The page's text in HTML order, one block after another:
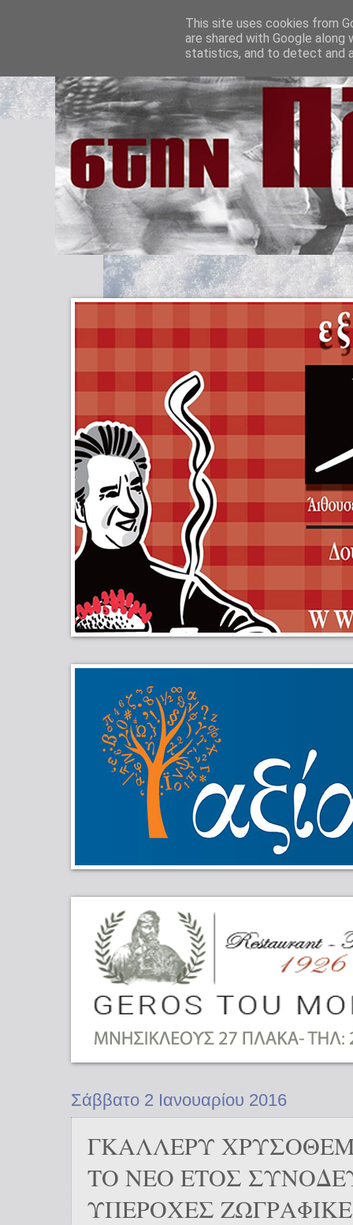
Σάββατο 2 Ιανουαρίου 2016
ΓΚΑΛΛΕΡΥ
ΤΟ ΝΕΟ ΕΤΟΣ
ΥΠΕΡΟΧΕΣ
This site uses cookies from
are shared with Google
statistics, and to detect and